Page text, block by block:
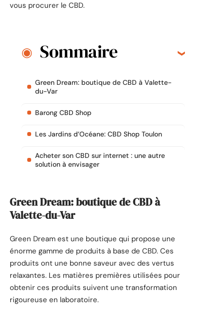
vous procurer le CBD.
Sommaire
Green Dream: boutique de CBD à Valette-
du-Var
Barong CBD Shop
Les Jardins d’Océane: CBD Shop Toulon
Acheter son CBD sur internet : une autre
solution à envisager
Green Dream: boutique de CBD à
Valette-du-Var
Green Dream est une boutique qui propose une
énorme gamme de produits à base de CBD. Ces
produits ont une bonne saveur avec des vertus
relaxantes. Les matières premières utilisées pour
obtenir ces produits suivent une transformation
rigoureuse en laboratoire.